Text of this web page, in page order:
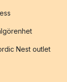
Nest outlet